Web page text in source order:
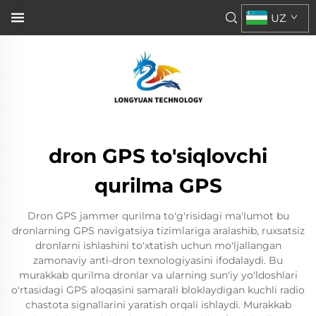
UZ
dron GPS to'siqlovchi
qurilma GPS
Dron GPS jammer qurilma to'g'risidagi ma'lumot bu
dronlarning GPS navigatsiya tizimlariga aralashib, ruxsatsiz
dronlarni ishlashini to'xtatish uchun mo'ljallangan
zamonaviy anti-dron texnologiyasini ifodalaydi. Bu
murakkab qurilma dronlar va ularning sun'iy yo'ldoshlari
o'rtasidagi GPS aloqasini samarali bloklaydigan kuchli radio
chastota signallarini yaratish orqali ishlaydi. Murakkab